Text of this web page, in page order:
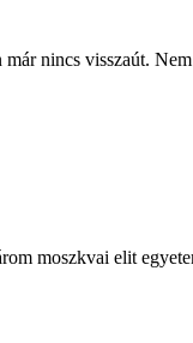
nincs visszaút.
moszkvai elit